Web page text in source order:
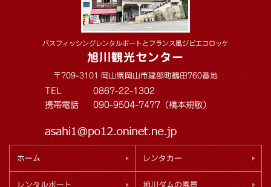
バスフィッシングレンタルボートとフランス風ジビエコロッケ
旭川観光センター
〒709-3101 岡山県岡山市建部町鶴田760番地
TEL
0867-22-1302
携帯電話
090-9504-7477（橋本規敏）
ホーム レンタカー
レンタルボート 旭川ダムの風景